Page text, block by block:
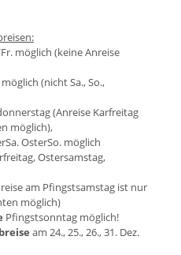
möglich (keine Anreise
(nicht Sa., So.,
(Anreise Karfreitag
möglich),
OsterSo. möglich
Ostersamstag,
am Pfingstsamstag ist nur
möglich)
Pfingstsonntag möglich!
am 24., 25., 26., 31. Dez.